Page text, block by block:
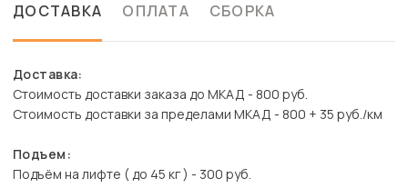
ДОСТАВКА ОПЛАТА СБОРКА
Доставка:
Стоимость доставки заказа до МКАД - 800 руб.
Стоимость доставки за пределами МКАД - 800 + 35 руб./км
Подъем:
Подъём на лифте ( до 45 кг ) - 300 руб.